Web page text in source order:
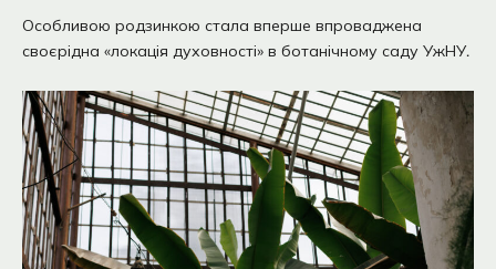
Особливою родзинкою стала вперше впроваджена
своєрідна «локація духовності» в ботанічному саду УжНУ.